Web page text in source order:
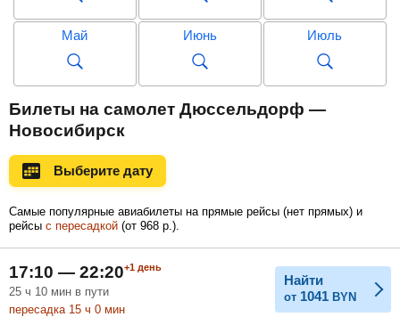
Май Июнь Июль
Сентябрь
Ноябрь
Февраль
Май Июль
Билеты на самолет Дюссельдорф —
Новосибирск
Выберите дату
Самые популярные авиабилеты на прямые рейсы (нет прямых) и
рейсы с пересадкой (от 968 р. ).
17:10 — 22:20+1 день
25 ч 10 мин в пути
пересадка 15 ч 0 мин
Найти
от 1041 BYN